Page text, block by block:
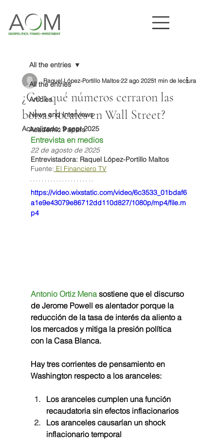
All the entries
Articles
News and Interviews
Academic Papers
All the entries
¿Con qué números cerraron las
bolsas locales en Wall Street?
Raquel López-Portillo Maltos 22 ago 20251 min de lectura
Actualizado:9 sept 2025
Entrevista en medios
22 de agosto de 2025
Entrevistadora: Raquel López-Portillo Maltos
Fuente: El Financiero TV
https://video.wixstatic.com/video/6c3533_01bdaf6
a1e9e43079e86712dd110d827/1080p/mp4/file.m
p4
Antonio Ortiz Mena sostiene que el discurso
de Jerome Powell es alentador porque la
reducción de la tasa de interés da aliento a
los mercados y mitiga la presión política
con la Casa Blanca.
Hay tres corrientes de pensamiento en
Washington respecto a los aranceles:
Los aranceles cumplen una función
recaudatoria sin efectos inflacionarios
Los aranceles causarían un shock
inflacionario temporal